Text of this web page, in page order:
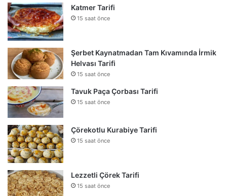
Katmer Tarifi
15 saat önce
Şerbet Kaynatmadan Tam Kıvamında İrmik
Helvası Tarifi
15 saat önce
Tavuk Paça Çorbası Tarifi
15 saat önce
Çörekotlu Kurabiye Tarifi
15 saat önce
Lezzetli Çörek Tarifi
15 saat önce